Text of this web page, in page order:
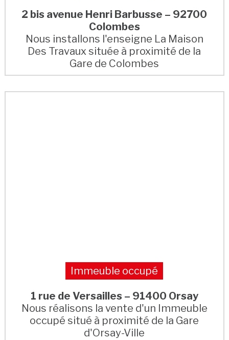
2 bis avenue Henri Barbusse – 92700
Colombes
Nous installons l'enseigne La Maison
Des Travaux située à proximité de la
Gare de Colombes
Immeuble occupé
1 rue de Versailles – 91400 Orsay
Nous réalisons la vente d'un Immeuble
occupé situé à proximité de la Gare
d'Orsay-Ville